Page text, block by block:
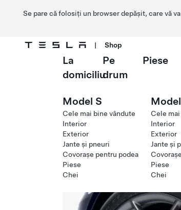
Se pare că folosiți un browser depășit, care vă
Treceți la conținutul principal
| Shop
La
domiciliu
Pe
drum
Piese
Model S
Cele mai bine vândute
Interior
Exterior
Jante și pneuri
Covorașe pentru podea
Piese
Chei
Cele
Interior
Exterior
Jante și
Piese
Chei